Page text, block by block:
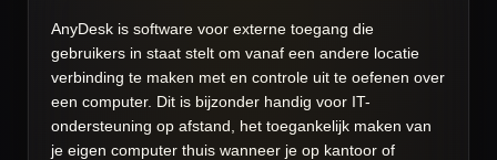
AnyDesk is software voor externe toegang die
gebruikers in staat stelt om vanaf een andere locatie
verbinding te maken met en controle uit te oefenen over
een computer. Dit is bijzonder handig voor IT-
ondersteuning op afstand, het toegankelijk maken van
je eigen computer thuis wanneer je op kantoor of